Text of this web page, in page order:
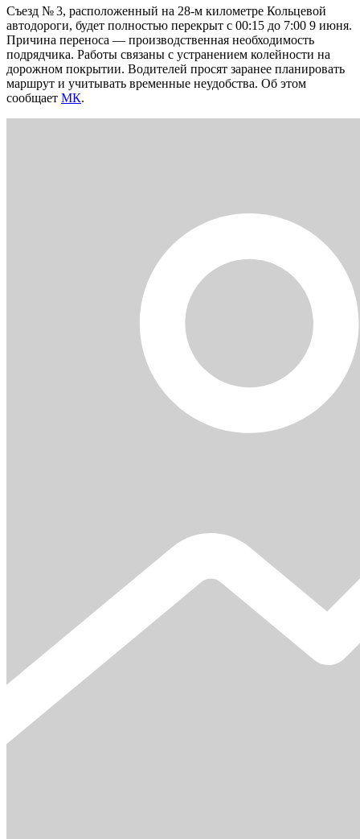
Съезд № 3, расположенный на 28-м километре Кольцевой
автодороги, будет полностью перекрыт с 00:15 до 7:00 9 июня.
Причина переноса — производственная необходимость
подрядчика. Работы связаны с устранением колейности на
дорожном покрытии. Водителей просят заранее планировать
маршрут и учитывать временные неудобства. Об этом
сообщает МК.